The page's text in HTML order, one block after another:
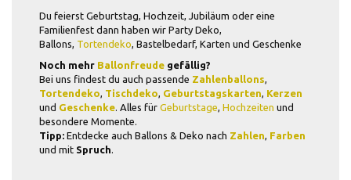
Du feierst Geburtstag, Hochzeit, Jubiläum oder eine
Familienfest dann haben wir Party Deko,
Ballons, Tortendeko, Bastelbedarf, Karten und Geschenke
Noch mehr Ballonfreude gefällig?
Bei uns findest du auch passende Zahlenballons,
Tortendeko, Tischdeko, Geburtstagskarten, Kerzen
und Geschenke. Alles für Geburtstage, Hochzeiten und
besondere Momente.
Tipp: Entdecke auch Ballons & Deko nach Zahlen, Farben
und mit Spruch.